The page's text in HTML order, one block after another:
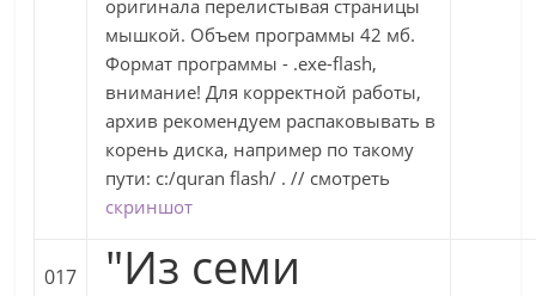
оригинала перелистывая страницы
мышкой. Объем программы 42 мб.
Формат программы - .exe-flash,
внимание! Для корректной работы,
архив рекомендуем распаковывать в
корень диска, например по такому
пути: c:/quran flash/ . // смотреть
скриншот
017
"Из семи